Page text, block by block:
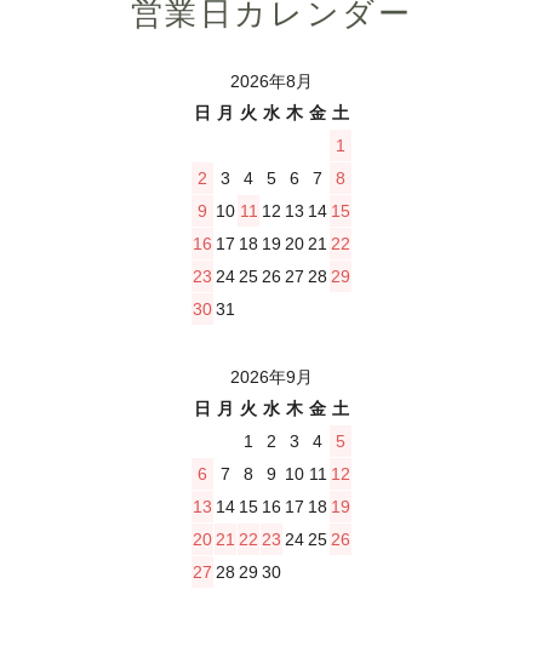
営業日カレンダー
2026年8月
日
月 火 水 木 金 土
1
2
3 4 5 6 7
8
9 10 11 12 13 14 15
16 17 18 19 20 21 22
23 24 25 26 27 28 29
3031
2026年9月
日
月 火 水 木 金 土
1
2 3 4
5
6
7 8 9 10 11 12
13 14 15 16 17 18 19
20 21 22 23 24 25 26
27 28 2930